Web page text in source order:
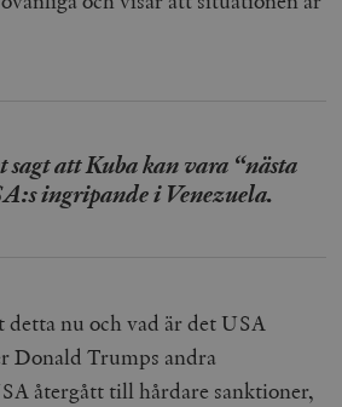
sagt att Kuba kan vara “nästa
ingripande i Venezuela.
nu och vad är det USA
Donald Trumps andra
återgått till hårdare sanktioner,